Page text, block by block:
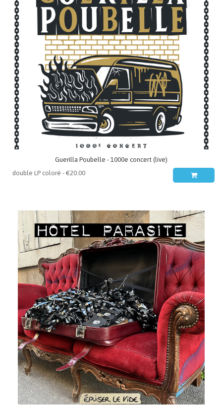
Guerilla Poubelle - 1000e concert (live)